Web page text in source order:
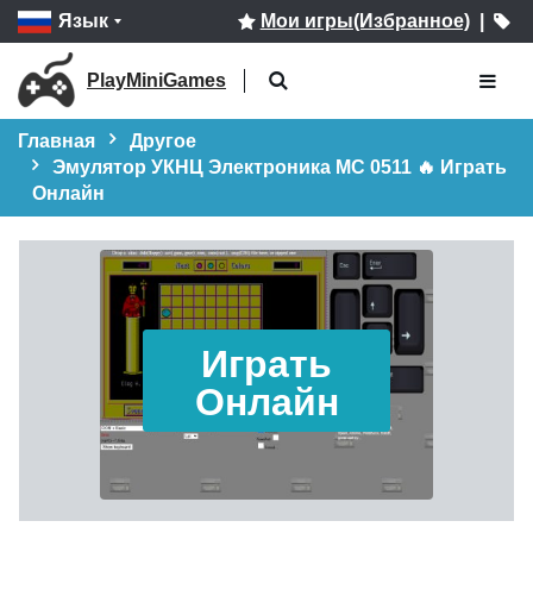
Язык Мои игры(Избранное)|
PlayMiniGames
Главная
Другое
Эмулятор УКНЦ Электроника МС 0511 🔥 Играть
Онлайн
Играть
Онлайн